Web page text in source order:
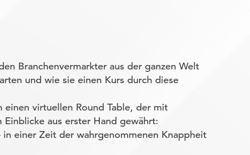
Branchenvermarkter aus der ganzen Welt
und wie sie einen Kurs durch diese
einen virtuellen Round Table, der mit
aus erster Hand gewährt:
einer Zeit der wahrgenommenen Knappheit